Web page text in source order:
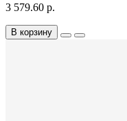
3 579.60 р.
В корзину